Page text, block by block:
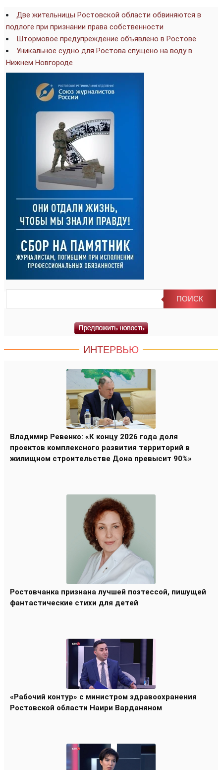
Две жительницы Ростовской области обвиняются в
подлоге при признании права собственности
Штормовое предупреждение объявлено в Ростове
Уникальное судно для Ростова спущено на воду в
Нижнем Новгороде
ИНТЕРВЬЮ
Владимир Ревенко: «К концу 2026 года доля
проектов комплексного развития территорий в
жилищном строительстве Дона превысит 90%»
Ростовчанка признана лучшей поэтессой, пишущей
фантастические стихи для детей
«Рабочий контур» с министром здравоохранения
Ростовской области Наири Варданяном